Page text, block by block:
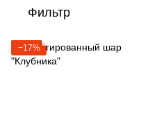
Фильтр
−17%